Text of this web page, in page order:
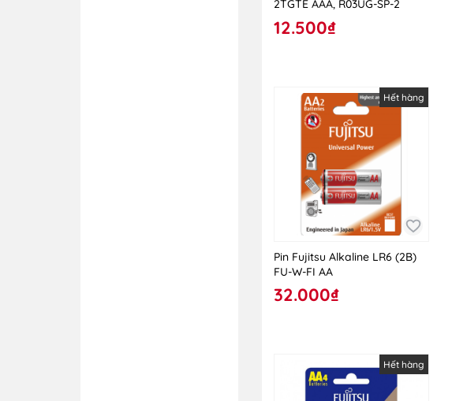
2TGTE AAA, R03UG-SP-2
12.500₫
Hết hàng
Pin Fujitsu Alkaline LR6 (2B)
FU-W-FI AA
32.000₫
Hết hàng